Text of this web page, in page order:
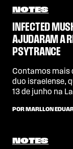
NOTES
INFECTED
AJUDARAM A
PSYTRANCE
Contamos mais
duo israelense,
13 de junho na
POR MARLLON
NOTES